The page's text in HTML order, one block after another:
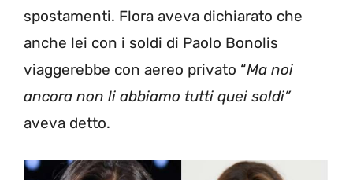
spostamenti. Flora aveva dichiarato che
anche lei con i soldi di Paolo Bonolis
viaggerebbe con aereo privato “Ma noi
ancora non li abbiamo tutti quei soldi”
aveva detto.